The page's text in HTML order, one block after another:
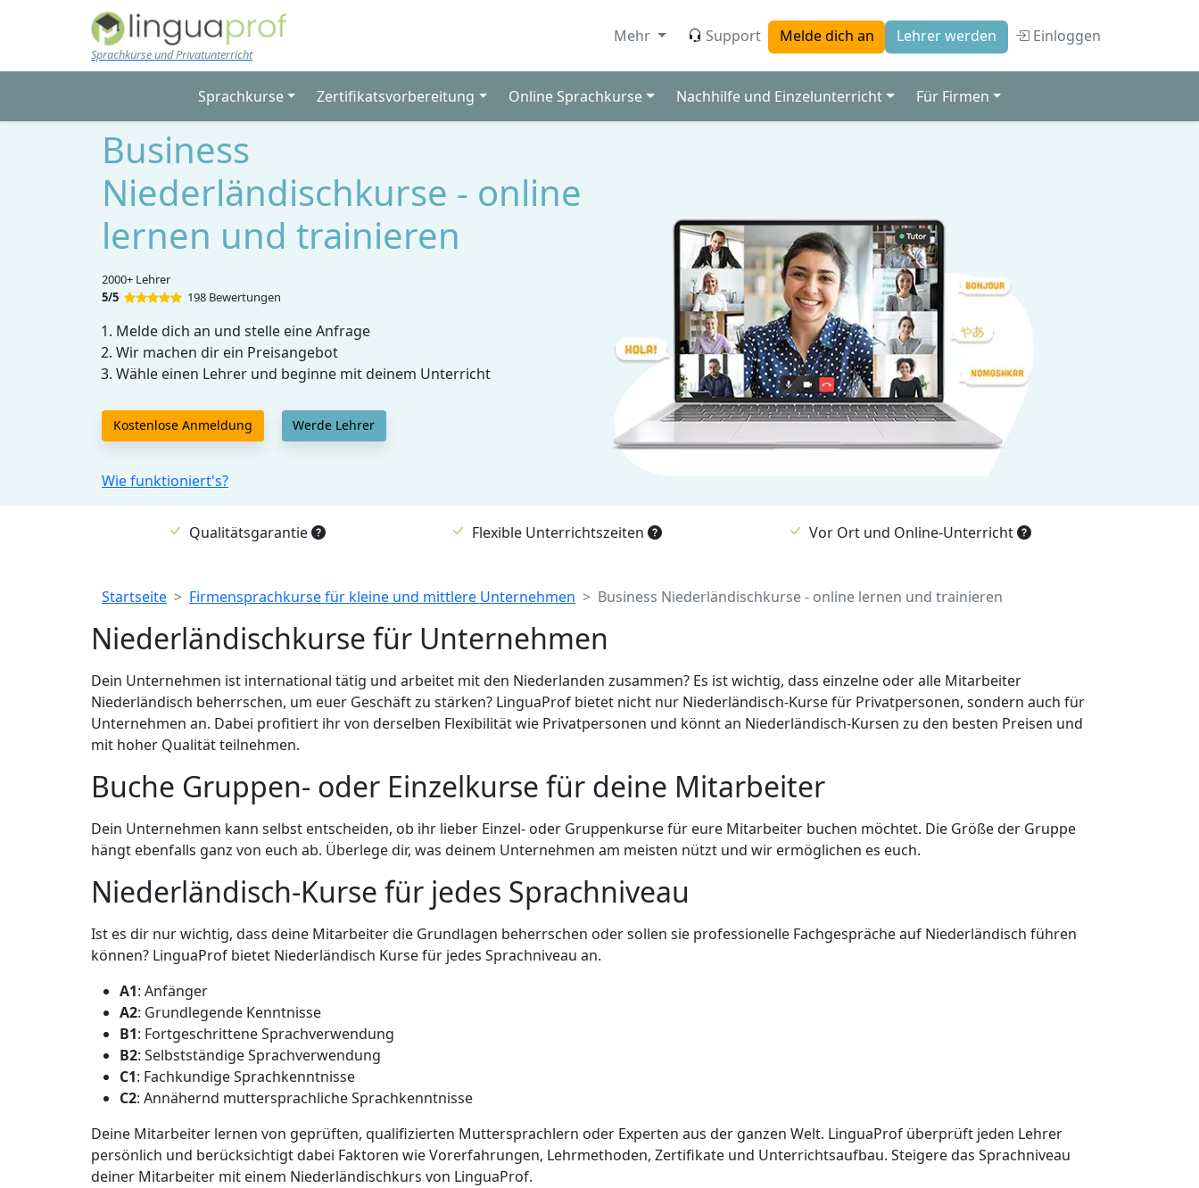
Skip to main content
Sprachkurse und Privatunterricht
Mehr Support Melde dich an Lehrer werden Einloggen
Sprachkurse Zertifikatsvorbereitung Online Sprachkurse Nachhilfe und Einzelunterricht Für Firmen
Business
Niederländischkurse - online
lernen und trainieren
2000+ Lehrer
5/5
198 Bewertungen
Melde dich an und stelle eine Anfrage
Wir machen dir ein Preisangebot
Wähle einen Lehrer und beginne mit deinem Unterricht
Kostenlose Anmeldung Werde Lehrer
Wie funktioniert's?
Qualitätsgarantie Flexible Unterrichtszeiten Vor Ort und Online-Unterricht
Breadcrumb
Startseite Firmensprachkurse für kleine und mittlere Unternehmen Business Niederländischkurse - online lernen und trainieren
Niederländischkurse für Unternehmen
Dein Unternehmen ist international tätig und arbeitet mit den Niederlanden zusammen? Es ist wichtig, dass einzelne oder alle Mitarbeiter
Niederländisch beherrschen, um euer Geschäft zu stärken? LinguaProf bietet nicht nur Niederländisch-Kurse für Privatpersonen, sondern auch für
Unternehmen an. Dabei profitiert ihr von derselben Flexibilität wie Privatpersonen und könnt an Niederländisch-Kursen zu den besten Preisen und
mit hoher Qualität teilnehmen.
Buche Gruppen- oder Einzelkurse für deine Mitarbeiter
Dein Unternehmen kann selbst entscheiden, ob ihr lieber Einzel- oder Gruppenkurse für eure Mitarbeiter buchen möchtet. Die Größe der Gruppe
hängt ebenfalls ganz von euch ab. Überlege dir, was deinem Unternehmen am meisten nützt und wir ermöglichen es euch.
Niederländisch-Kurse für jedes Sprachniveau
Ist es dir nur wichtig, dass deine Mitarbeiter die Grundlagen beherrschen oder sollen sie professionelle Fachgespräche auf Niederländisch führen
können? LinguaProf bietet Niederländisch Kurse für jedes Sprachniveau an.
A1: Anfänger
A2: Grundlegende Kenntnisse
B1: Fortgeschrittene Sprachverwendung
B2: Selbstständige Sprachverwendung
C1: Fachkundige Sprachkenntnisse
C2: Annähernd muttersprachliche Sprachkenntnisse
Deine Mitarbeiter lernen von geprüften, qualifizierten Muttersprachlern oder Experten aus der ganzen Welt. LinguaProf überprüft jeden Lehrer
persönlich und berücksichtigt dabei Faktoren wie Vorerfahrungen, Lehrmethoden, Zertifikate und Unterrichtsaufbau. Steigere das Sprachniveau
deiner Mitarbeiter mit einem Niederländischkurs von LinguaProf.